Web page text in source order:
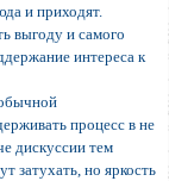
и приходят.
выгоду и самого
интереса к
процесс в не
дискуссии тем
затухать, но яркость